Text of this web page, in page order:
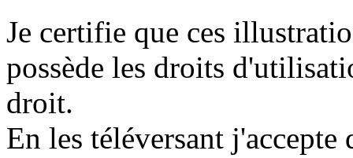
Je certifie que ces
possède les droits
droit.
En les téléversant